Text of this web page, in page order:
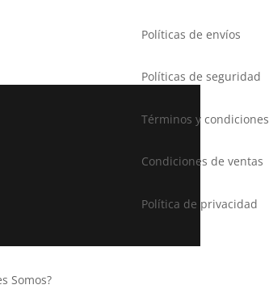
Somos?
Políticas de envíos
Políticas de seguridad
Términos y condiciones
Condiciones de ventas
Política de privacidad